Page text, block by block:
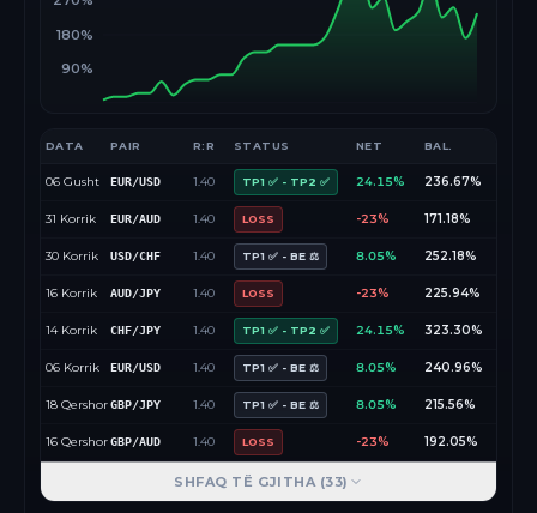
90%
180%
DATA PAIR R:R STATUS NET BAL.
06 Gusht EUR/USD 1.40 TP1 ✅ - TP2 ✅ 24.15% 236.67%
31 Korrik EUR/AUD 1.40 LOSS -23% 171.18%
30 Korrik USD/CHF 1.40 TP1 ✅ - BE ⚖️ 8.05% 252.18%
16 Korrik AUD/JPY 1.40 LOSS -23% 225.94%
14 Korrik CHF/JPY 1.40 TP1 ✅ - TP2 ✅ 24.15% 323.30%
06 Korrik EUR/USD 1.40 TP1 ✅ - BE ⚖️ 8.05% 240.96%
18 QershorGBP/JPY 1.40 TP1 ✅ - BE ⚖️ 8.05% 215.56%
16 QershorGBP/AUD 1.40 LOSS -23% 192.05%
SHFAQ TË GJITHA (33)